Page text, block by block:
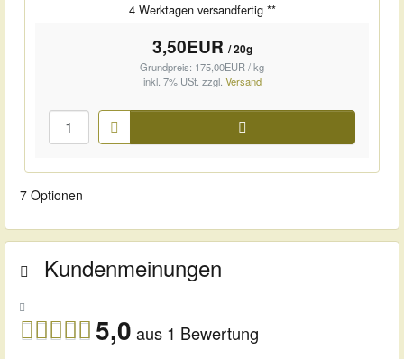
4 Werktagen versandfertig **
3,50EUR / 20g
Grundpreis: 175,00EUR / kg
inkl. 7% USt. zzgl. Versand
7 Optionen
Kundenmeinungen
5,0 aus 1 Bewertung